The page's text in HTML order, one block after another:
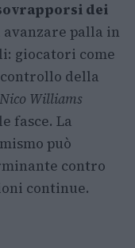
dei
avanzare palla in
giocatori come
della
Nico Williams
fasce. La
può
contro
continue.